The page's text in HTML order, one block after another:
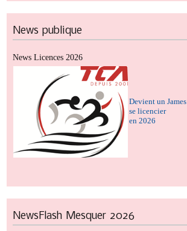
News publique
News Licences 2026
Devient un James
se licencier
en 2026
NewsFlash Mesquer 2026